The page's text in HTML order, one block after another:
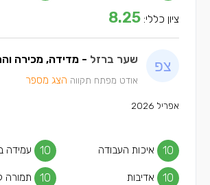
ציון כללי: 8.25
שער ברזל - מדידה, מכירה
אודט מפתח תקווה הצג מספר
אפריל 2026
איכות העבודה 10 עמידה 10
אדיבות 10 תמורה 10